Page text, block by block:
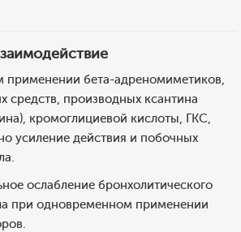
бета-адреномиметиков,
средств, производных ксантина
кромоглициевой кислоты, ГКС,
усиление действия и побочных
ослабление бронхолитического
при одновременном применении